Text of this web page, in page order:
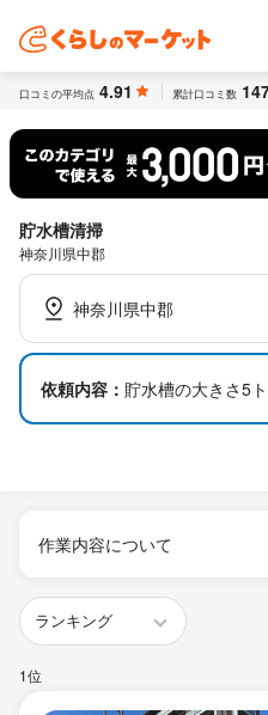
口コミの平均点 4.91 累計口コミ数
貯水槽清掃
神奈川県中郡
神奈川県中郡
依頼内容： 貯水槽の大きさ5
作業内容について
1位